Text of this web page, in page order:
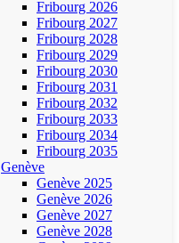
Fribourg 2026
Fribourg 2027
Fribourg 2028
Fribourg 2029
Fribourg 2030
Fribourg 2031
Fribourg 2032
Fribourg 2033
Fribourg 2034
Fribourg 2035
Genève
Genève 2025
Genève 2026
Genève 2027
Genève 2028